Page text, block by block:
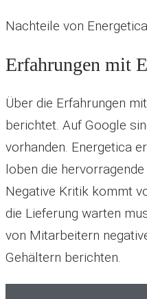
Nachteile von
Erfahrungen mit
Über die Erfahrungen
berichtet. Auf Google
vorhanden. Energetica
loben die
Negative Kritik kommt
die Lieferung warten
von Mitarbeitern
Gehältern berichten.